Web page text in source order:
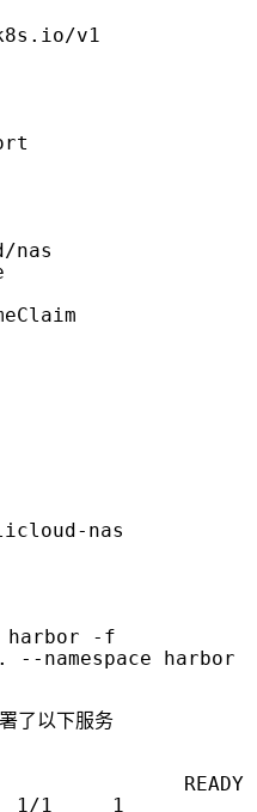
v1
nas
nas
harbor -f
namespace harbor
了以下服务